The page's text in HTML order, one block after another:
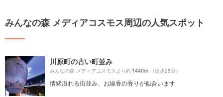
みんなの森 メディアコスモス周辺の人気スポット
川原町の古い町並み
みんなの森 メディアコスモスより約1440m （徒歩25分）
情緒溢れる街並み、お線香の香りが似合います